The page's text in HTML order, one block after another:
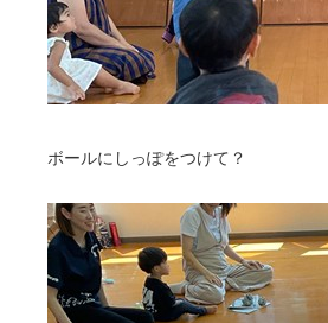
ボールにしっぽをつけて？